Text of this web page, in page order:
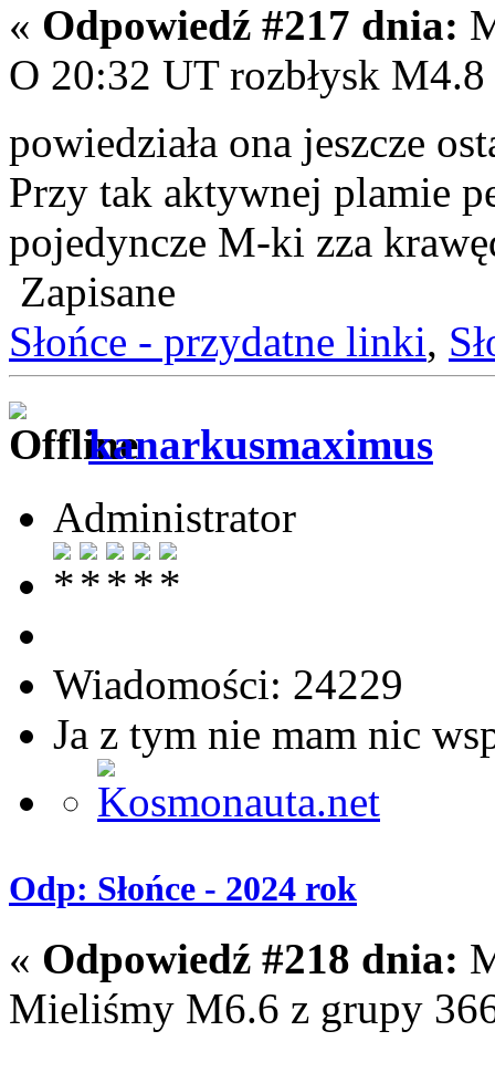
« Odpowiedź #217 dnia:
O 20:32 UT rozbłysk
powiedziała ona jeszcze
Przy tak aktywnej plamie
pojedyncze M-ki zza
Zapisane
Słońce - przydatne linki,
kanarkusmaximus
Administrator
Wiadomości: 24229
Ja z tym nie mam nic
Odp: Słońce - 2024 rok
« Odpowiedź #218 dnia:
Mieliśmy M6.6 z grupy